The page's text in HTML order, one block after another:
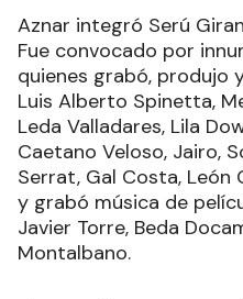
Aznar integró Serú
Fue convocado por
quienes grabó, produjo
Luis Alberto Spinetta,
Leda Valladares, Lila
Caetano Veloso, Jairo,
Serrat, Gal Costa, León
y grabó música de
Javier Torre, Beda
Montalbano.